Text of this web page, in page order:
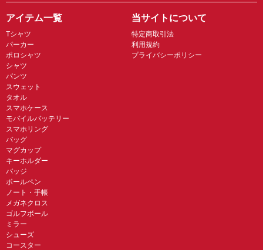
アイテム一覧
Tシャツ
パーカー
ポロシャツ
シャツ
パンツ
スウェット
タオル
スマホケース
モバイルバッテリー
スマホリング
バッグ
マグカップ
キーホルダー
バッジ
ボールペン
ノート・手帳
メガネクロス
ゴルフボール
ミラー
シューズ
コースター
当サイトについて
特定商取引法
利用規約
プライバシーポリシー